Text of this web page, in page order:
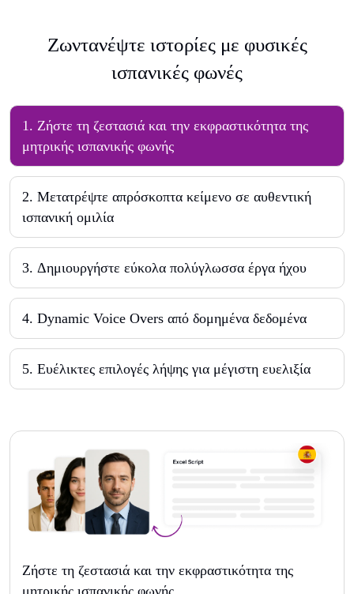
Ζωντανέψτε ιστορίες με φυσικές
ισπανικές φωνές
1. Ζήστε τη ζεστασιά και την εκφραστικότητα της
μητρικής ισπανικής φωνής
2. Μετατρέψτε απρόσκοπτα κείμενο σε αυθεντική
ισπανική ομιλία
3. Δημιουργήστε εύκολα πολύγλωσσα έργα ήχου
4. Dynamic Voice Overs από δομημένα δεδομένα
5. Ευέλικτες επιλογές λήψης για μέγιστη ευελιξία
Ζήστε τη ζεστασιά και την εκφραστικότητα της